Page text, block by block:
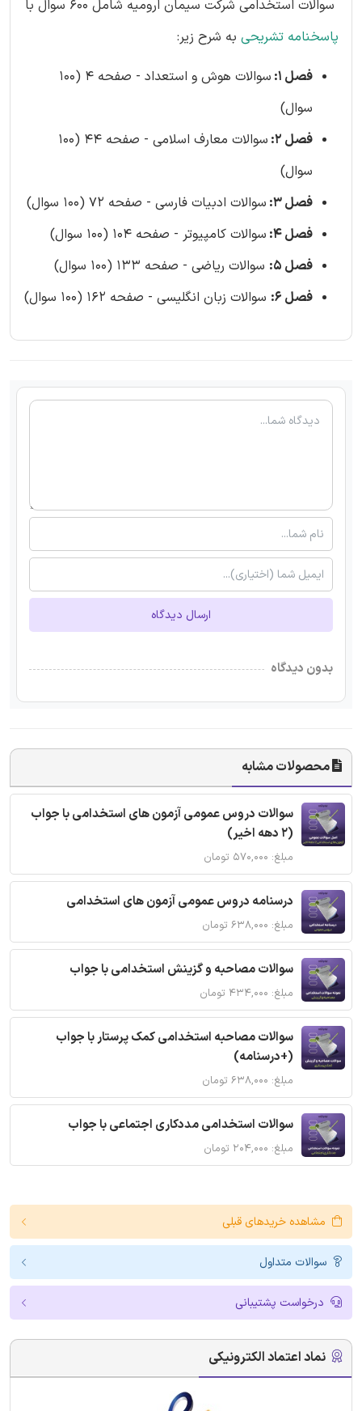
سوالات استخدامی شرکت سیمان ارومیه شامل 600 سوال با
پاسخنامه تشریحی به شرح زیر:
فصل 1:
سوالات هوش و استعداد - صفحه 4 (100
سوال)
فصل 2:
سوالات معارف اسلامی - صفحه 44 (100
سوال)
فصل 3:
سوالات ادبیات فارسی - صفحه 72 (100 سوال)
فصل 4:
سوالات کامپیوتر - صفحه 104 (100 سوال)
فصل 5:
سوالات ریاضی - صفحه 133 (100 سوال)
فصل 6:
سوالات زبان انگلیسی - صفحه 162 (100 سوال)
ارسال دیدگاه
بدون دیدگاه
محصولات مشابه
سوالات دروس عمومی آزمون های استخدامی با جواب
(2 دهه اخیر)
مبلغ: ۵۷۰,۰۰۰ تومان
درسنامه دروس عمومی آزمون های استخدامی
مبلغ: ۶۳۸,۰۰۰ تومان
سوالات مصاحبه و گزینش استخدامی با جواب
مبلغ: ۴۳۴,۰۰۰ تومان
سوالات مصاحبه استخدامی کمک پرستار با جواب
(+درسنامه)
مبلغ: ۶۳۸,۰۰۰ تومان
سوالات استخدامی مددکاری اجتماعی با جواب
مبلغ: ۲۰۴,۰۰۰ تومان
مشاهده خریدهای قبلی
سوالات متداول
درخواست پشتیبانی
نماد اعتماد الکترونیکی